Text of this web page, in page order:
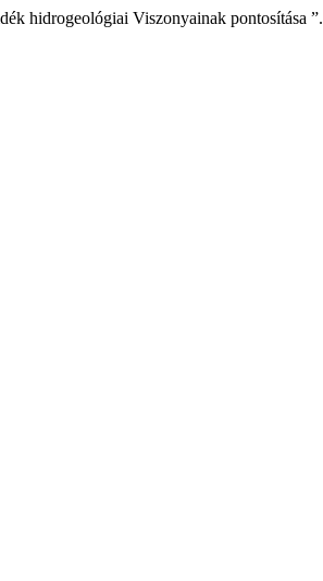
hidrogeológiai Viszonyainak pontosítása ”.